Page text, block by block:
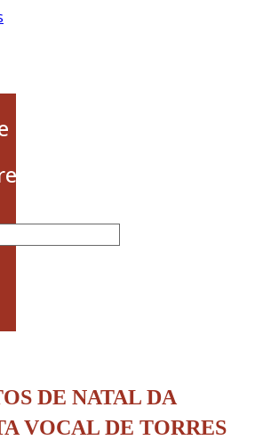
DE NATAL DA
VOCAL DE TORRES